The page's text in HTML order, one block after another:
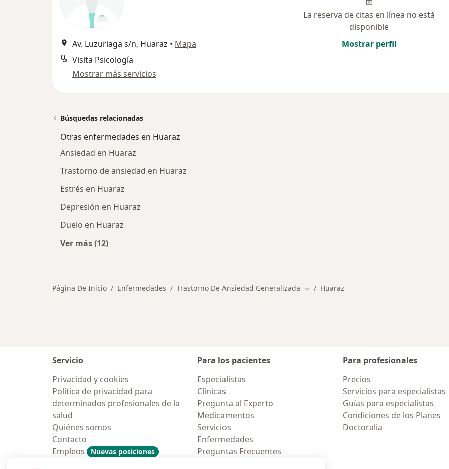
Av. Luzuriaga s/n, Huaraz • Mapa
Visita Psicología
Mostrar más servicios
La reserva de citas en línea no está
disponible
Mostrar perfil
Búsquedas relacionadas
Otras enfermedades en Huaraz
Ansiedad en Huaraz
Trastorno de ansiedad en Huaraz
Estrés en Huaraz
Depresión en Huaraz
Duelo en Huaraz
Ver más (12)
Página De Inicio Enfermedades Trastorno De Ansiedad Generalizada Cambiar de ciudad
Huaraz
Servicio
Privacidad y cookies
Política de privacidad para
determinados profesionales de la
salud
Quiénes somos
Contacto
Empleos
Nuevas posiciones
Para los pacientes
Especialistas
Clínicas
Pregunta al Experto
Medicamentos
Servicios
Enfermedades
Preguntas Frecuentes
Para profesionales
Precios
Servicios para especialistas
Guías para especialistas
Condiciones de los Planes
Doctoralia